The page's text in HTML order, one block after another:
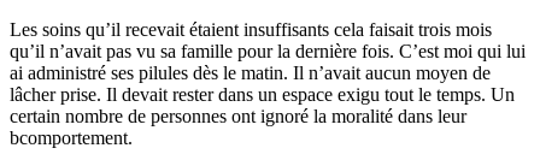
Les soins qu’il recevait étaient insuffisants cela faisait trois mois
qu’il n’avait pas vu sa famille pour la dernière fois. C’est moi qui lui
ai administré ses pilules dès le matin. Il n’avait aucun moyen de
lâcher prise. Il devait rester dans un espace exigu tout le temps. Un
certain nombre de personnes ont ignoré la moralité dans leur
bcomportement.